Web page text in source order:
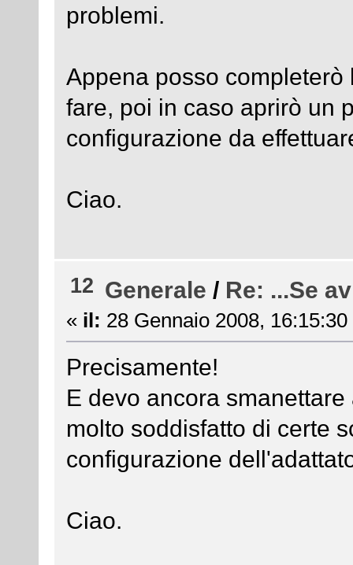
problemi.
Appena posso
fare, poi in caso aprirò un
configurazione da
Ciao.
12 Generale / Re: ...Se
« il: 28 Gennaio 2008, 16:15:30
Precisamente!
E devo ancora
molto soddisfatto di certe
configurazione
Ciao.